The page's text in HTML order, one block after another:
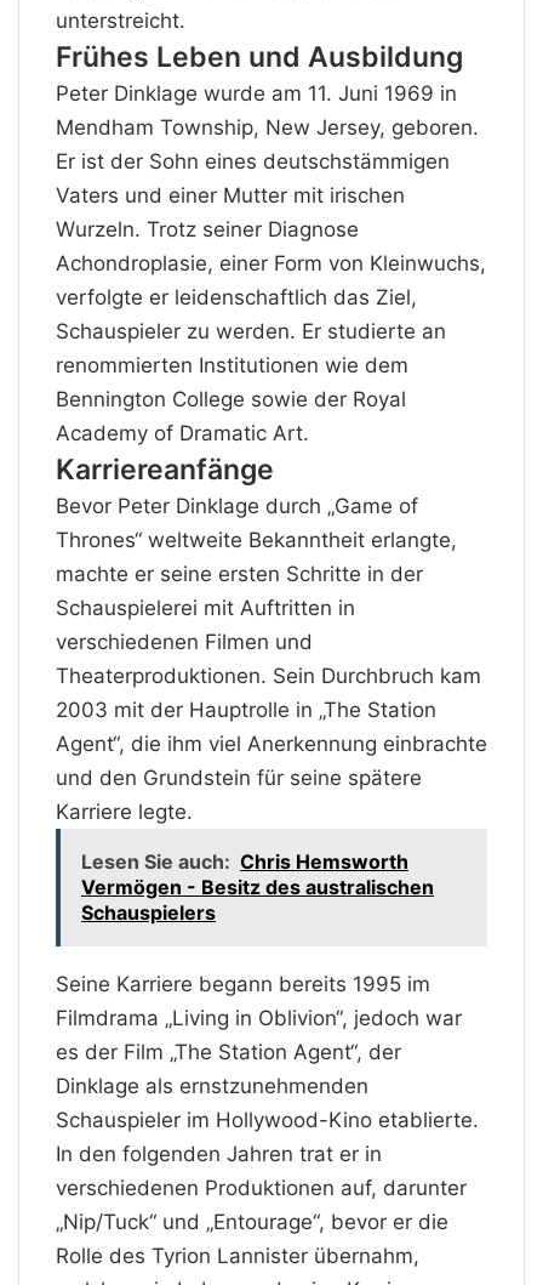
unterstreicht.
Frühes Leben und Ausbildung
Peter Dinklage wurde am 11. Juni 1969 in
Mendham Township, New Jersey, geboren.
Er ist der Sohn eines deutschstämmigen
Vaters und einer Mutter mit irischen
Wurzeln. Trotz seiner Diagnose
Achondroplasie, einer Form von Kleinwuchs,
verfolgte er leidenschaftlich das Ziel,
Schauspieler zu werden. Er studierte an
renommierten Institutionen wie dem
Bennington College sowie der Royal
Academy of Dramatic Art.
Karriereanfänge
Bevor Peter Dinklage durch „Game of
Thrones“ weltweite Bekanntheit erlangte,
machte er seine ersten Schritte in der
Schauspielerei mit Auftritten in
verschiedenen Filmen und
Theaterproduktionen. Sein Durchbruch kam
2003 mit der Hauptrolle in „The Station
Agent“, die ihm viel Anerkennung einbrachte
und den Grundstein für seine spätere
Karriere legte.
Lesen Sie auch: Chris Hemsworth
Vermögen - Besitz des australischen
Schauspielers
Seine Karriere begann bereits 1995 im
Filmdrama „Living in Oblivion“, jedoch war
es der Film „The Station Agent“, der
Dinklage als ernstzunehmenden
Schauspieler im Hollywood-Kino etablierte.
In den folgenden Jahren trat er in
verschiedenen Produktionen auf, darunter
„Nip/Tuck“ und „Entourage“, bevor er die
Rolle des Tyrion Lannister übernahm,